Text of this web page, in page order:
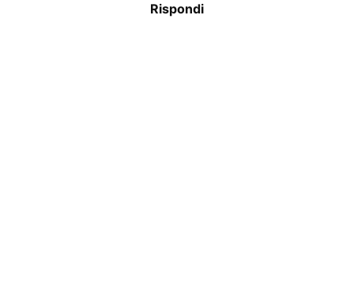
Rispondi